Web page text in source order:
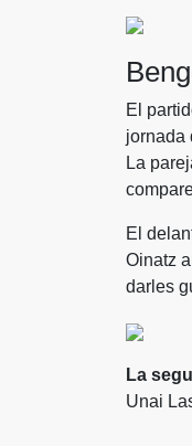
El
jornada
La
El
Oinatz
darles
La
Unai